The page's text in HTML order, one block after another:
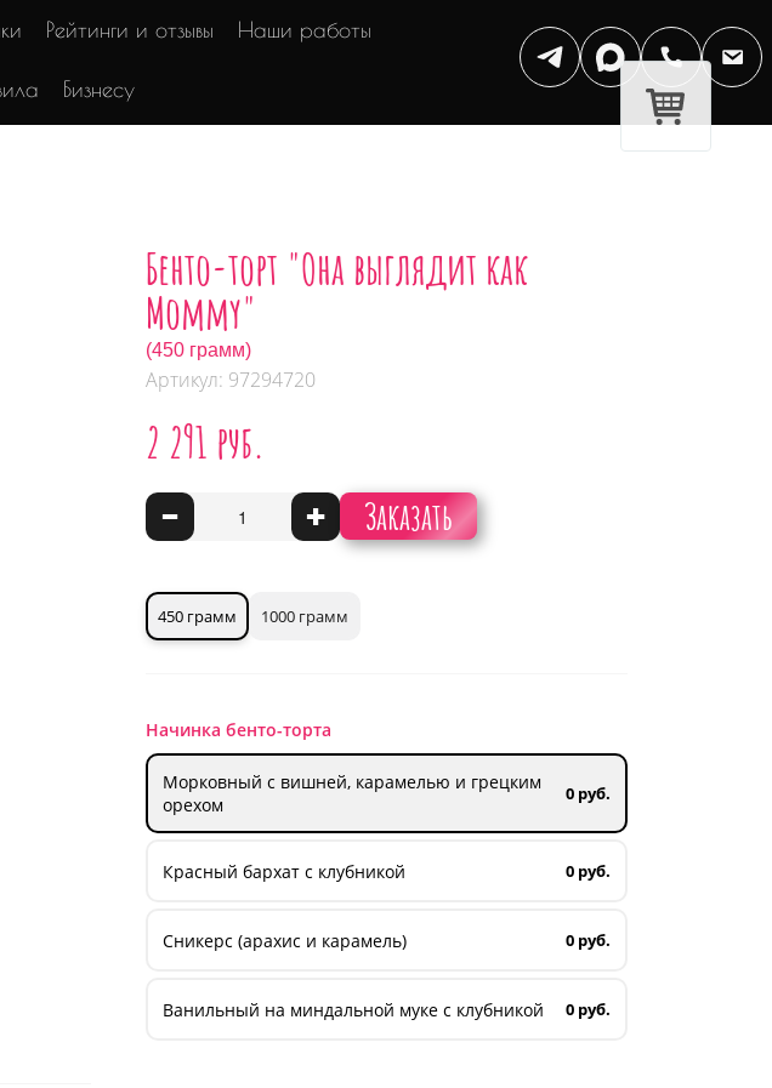
Рейтинги и отзывы Наши работы
Бизнесу
Бенто-торт "Она выглядит как
Mommy"
(450 грамм)
Артикул: 97294720
2 291 руб.
Заказать
- +
450 грамм 1000 грамм
Начинка бенто-торта
Морковный с вишней, карамелью и грецким
орехом
0 руб.
Красный бархат с клубникой 0 руб.
Сникерс (арахис и карамель) 0 руб.
Ванильный на миндальной муке с клубникой 0 руб.